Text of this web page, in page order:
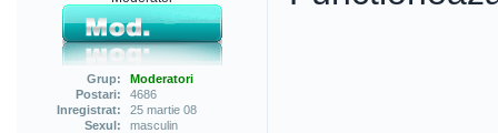
Grup:
Moderatori
Postari:
4686
Inregistrat:
25 martie 08
Sexul:
masculin